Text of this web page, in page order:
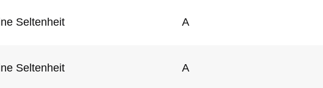
Seltenheit A
Seltenheit A